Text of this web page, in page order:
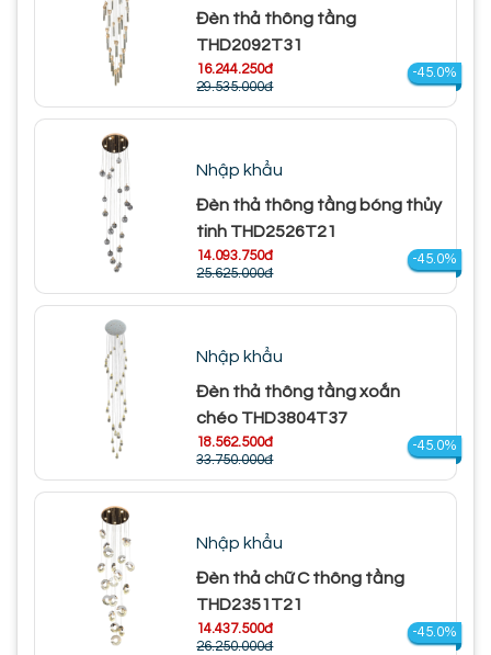
Đèn thả thông tầng
THD2092T31
16.244.250đ
29.535.000đ
-45.0%
Nhập khẩu
Đèn thả thông tầng bóng thủy
tinh THD2526T21
14.093.750đ
25.625.000đ
-45.0%
Nhập khẩu
Đèn thả thông tầng xoắn
chéo THD3804T37
18.562.500đ
33.750.000đ
-45.0%
Nhập khẩu
Đèn thả chữ C thông tầng
THD2351T21
14.437.500đ
26.250.000đ
-45.0%